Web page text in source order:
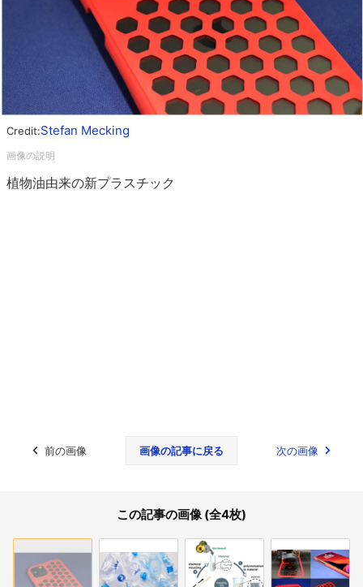
Credit:Stefan Mecking
植物油由来の新プラスチック
前の画像 画像の記事に戻る 次の画像
この記事の画像 (全4枚)